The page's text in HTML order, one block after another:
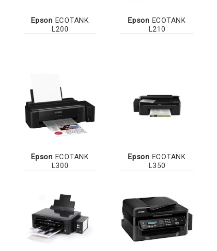
Epson ECOTANK
L200
Epson ECOTANK
L210
Epson ECOTANK
L300
Epson ECOTANK
L350